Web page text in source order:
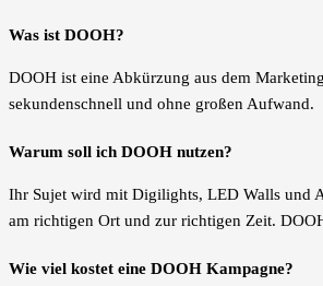
Was ist DOOH?
DOOH ist eine Abkürzung aus dem
sekundenschnell und ohne großen Aufwand.
Warum soll ich DOOH nutzen?
Ihr Sujet wird mit Digilights, LED Walls und
am richtigen Ort und zur richtigen Zeit.
Wie viel kostet eine DOOH Kampagne?